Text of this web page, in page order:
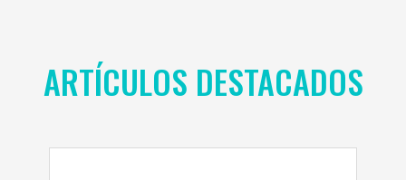
ARTÍCULOS DESTACADOS